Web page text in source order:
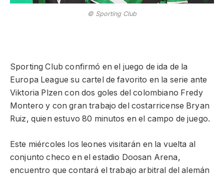
© Sporting Club
Sporting Club confirmó en el juego de ida de la
Europa League su cartel de favorito en la serie ante
Viktoria Plzen con dos goles del colombiano Fredy
Montero y con gran trabajo del costarricense Bryan
Ruiz, quien estuvo 80 minutos en el campo de juego.
Este miércoles los leones visitarán en la vuelta al
conjunto checo en el estadio Doosan Arena,
encuentro que contará el trabajo arbitral del alemán